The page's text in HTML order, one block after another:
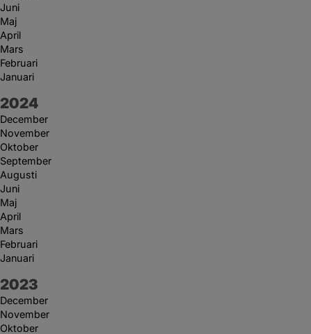
Juni
Maj
April
Mars
Februari
Januari
År:
2024
December
November
Oktober
September
Augusti
Juni
Maj
April
Mars
Februari
Januari
År:
2023
December
November
Oktober